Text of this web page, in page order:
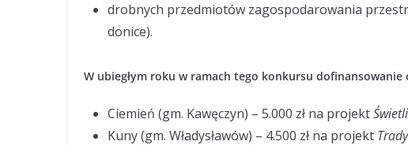
drobnych przedmiotów zagospodarowania
donice).
W ubiegłym roku w ramach tego konkursu
Ciemień (gm. Kawęczyn) – 5.000 zł na projekt
Kuny (gm. Władysławów) – 4.500 zł na projekt